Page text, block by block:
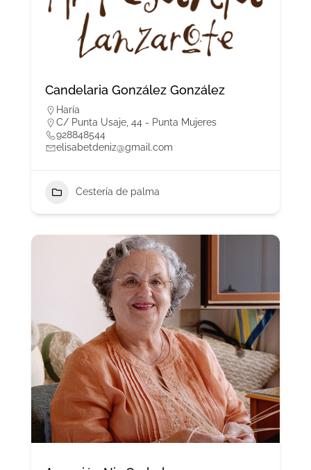
Candelaria González González
Haría
C/ Punta Usaje, 44 - Punta Mujeres
928848544
elisabetdeniz@gmail.com
Cestería de palma